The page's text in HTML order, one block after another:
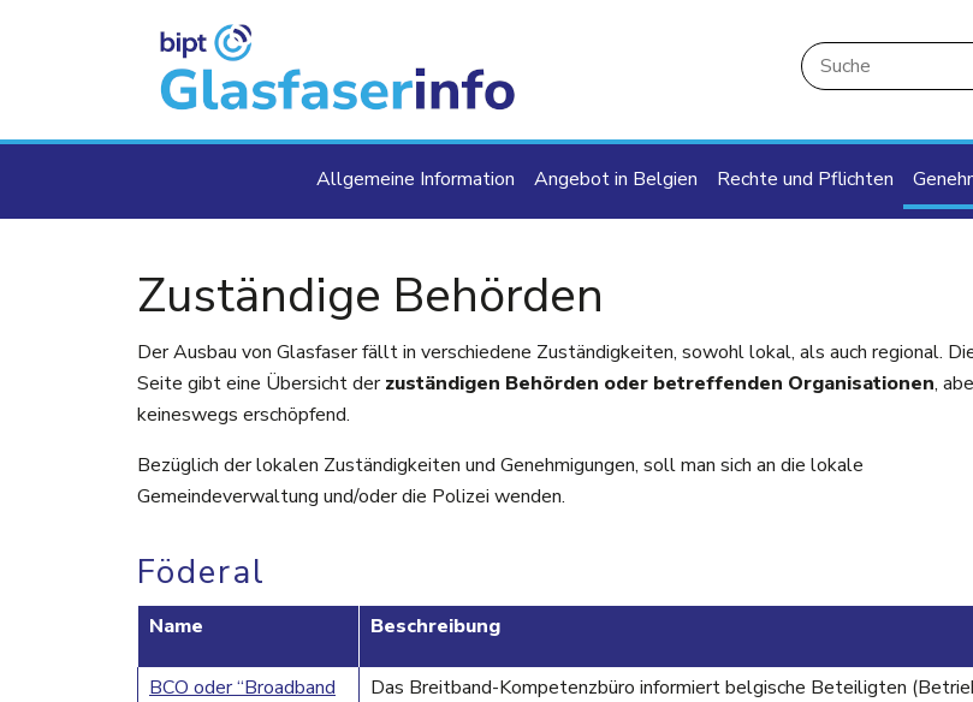
Suche
Main navigation
Allgemeine Information Angebot in Belgien Rechte und Pflichten
Zuständige Behörden
Der Ausbau von Glasfaser fällt in verschiedene Zuständigkeiten, sowohl lokal, als auch regional.
Seite gibt eine Übersicht derzuständigen Behörden oder betreffenden Organisationen,
keineswegs erschöpfend.
Bezüglich der lokalen Zuständigkeiten und Genehmigungen, soll man sich an die lokale
Gemeindeverwaltung und/oder die Polizei wenden.
Föderal
Name Beschreibung
BCO oder “Broadband
Das Breitband-Kompetenzbüro informiert belgische Beteiligten